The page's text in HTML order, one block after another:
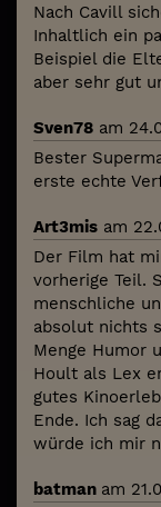
Nach Cavill
Inhaltlich ein
Beispiel die
aber sehr gut
Sven78 am
Bester
erste echte
Art3mis am
Der Film hat
vorherige Teil.
menschliche
absolut nichts
Menge Humor
Hoult als Lex
gutes
Ende. Ich sag
würde ich mir
batman am